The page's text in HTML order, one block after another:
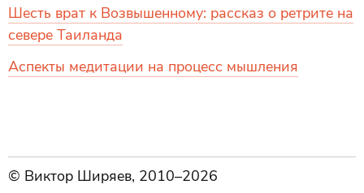
Шесть врат к Возвышенному: рассказ о ретрите на
севере Таиланда
Аспекты медитации на процесс мышления
© Виктор Ширяев, 2010–2026